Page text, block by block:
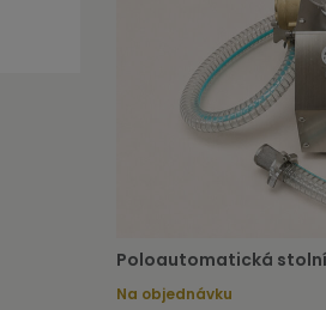
Poloautomatická
Na objednávku